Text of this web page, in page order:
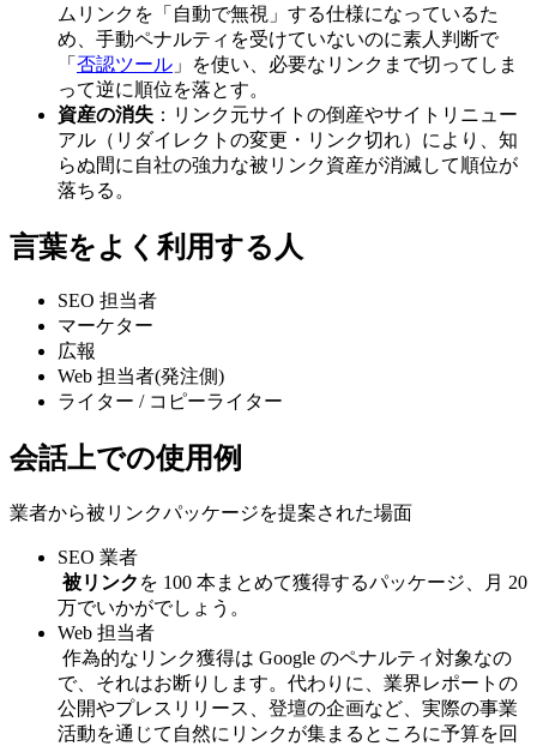
ムリンクを「自動で無視」する仕様になっているた
め、手動ペナルティを受けていないのに素人判断で
「 否認ツール 」を使い、必要なリンクまで切ってしま
って逆に順位を落とす。
資産の消失 ：リンク元サイトの倒産やサイトリニュー
アル（リダイレクトの変更・リンク切れ）により、知
らぬ間に自社の強力な被リンク資産が消滅して順位が
落ちる。
言葉をよく利用する人
SEO 担当者
マーケター
広報
Web 担当者(発注側)
ライター / コピーライター
会話上での使用例
業者から被リンクパッケージを提案された場面
SEO 業者
被リンク を 100 本まとめて獲得するパッケージ、月 20
万でいかがでしょう。
Web 担当者
作為的なリンク獲得は Google のペナルティ対象なの
で、それはお断りします。代わりに、業界レポートの
公開やプレスリリース、登壇の企画など、実際の事業
活動を通じて自然にリンクが集まるところに予算を回